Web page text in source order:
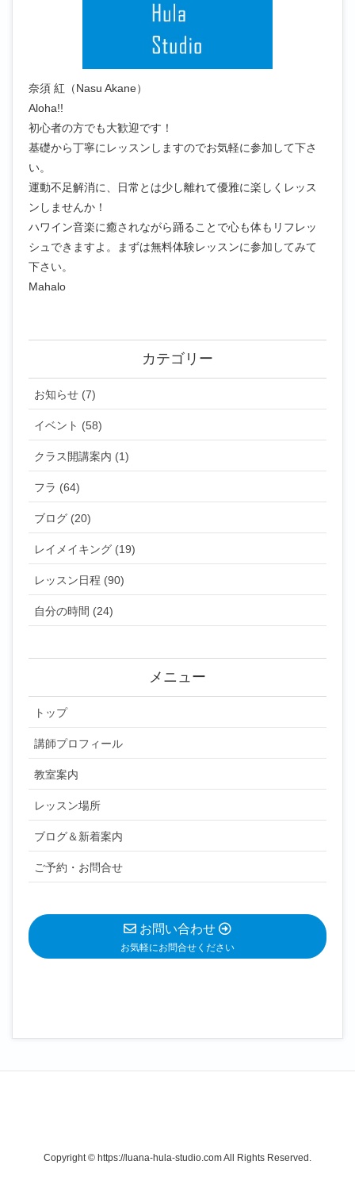
奈須 紅（Nasu Akane）
Aloha!!
初心者の方でも大歓迎です！
基礎から丁寧にレッスンしますのでお気軽に参加して下さ
い。
運動不足解消に、日常とは少し離れて優雅に楽しくレッス
ンしませんか！
ハワイン音楽に癒されながら踊ることで心も体もリフレッ
シュできますよ。まずは無料体験レッスンに参加してみて
下さい。
Mahalo
カテゴリー
お知らせ (7)
イベント (58)
クラス開講案内 (1)
フラ (64)
ブログ (20)
レイメイキング (19)
レッスン日程 (90)
自分の時間 (24)
メニュー
トップ
講師プロフィール
教室案内
レッスン場所
ブログ＆新着案内
ご予約・お問合せ
お問い合わせ
お気軽にお問合せください
Copyright © https://luana-hula-studio.com All Rights Reserved.